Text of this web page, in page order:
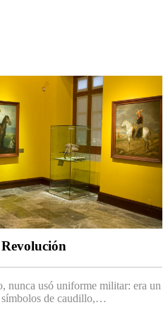
nunca usó uniforme militar: era un
de caudillo,…